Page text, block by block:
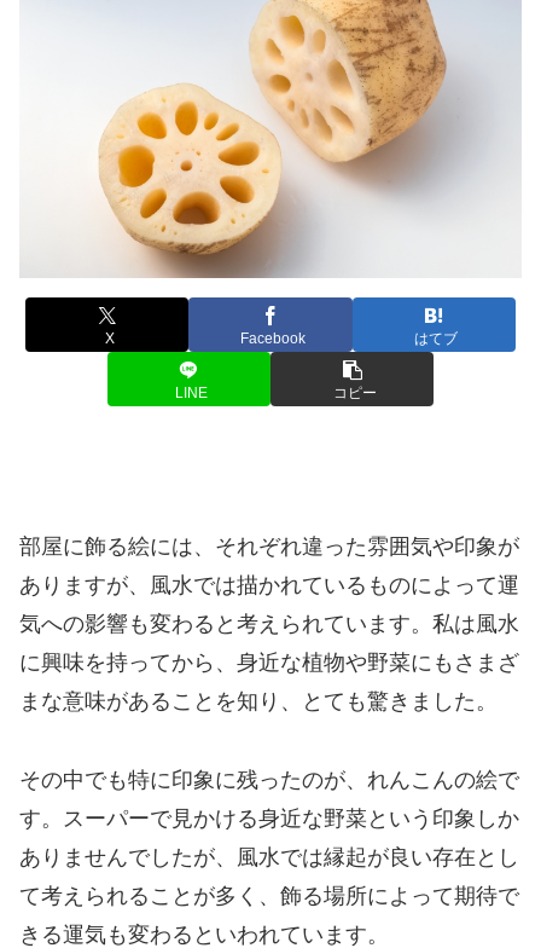
X Facebook はてブ
LINE コピー
部屋に飾る絵には、それぞれ違った雰囲気や印象が
ありますが、風水では描かれているものによって運
気への影響も変わると考えられています。私は風水
に興味を持ってから、身近な植物や野菜にもさまざ
まな意味があることを知り、とても驚きました。
その中でも特に印象に残ったのが、れんこんの絵で
す。スーパーで見かける身近な野菜という印象しか
ありませんでしたが、風水では縁起が良い存在とし
て考えられることが多く、飾る場所によって期待で
きる運気も変わるといわれています。